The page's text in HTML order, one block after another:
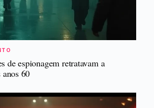
de espionagem retratavam a
60